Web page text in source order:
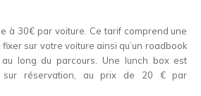
à 30€ par voiture. Ce tarif comprend une
sur votre voiture ainsi qu’un roadbook
long du parcours. Une lunch box est
sur réservation, au prix de 20 € par